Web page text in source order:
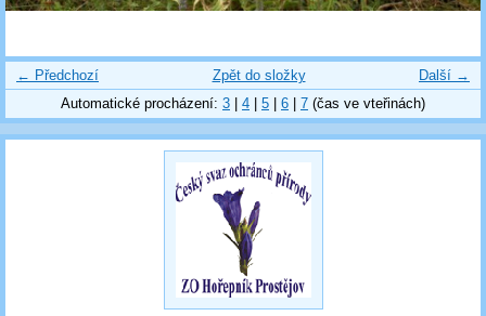
← Předchozí Další →
Zpět do složky
Automatické procházení: 3 4 5 6 7 (čas ve vteřinách)